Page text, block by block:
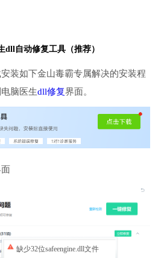
dll自动修复工具（推荐）
装如下金山毒霸专属解决的安装程
脑医生dll修复界面。
缺少32位safeengine.dll文件